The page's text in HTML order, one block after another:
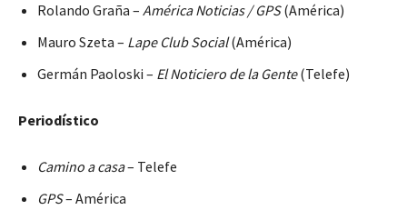
Rolando Graña – América Noticias / GPS(América)
Mauro Szeta – Lape Club Social(América)
Germán Paoloski – El Noticiero de la Gente(Telefe)
Periodístico
Camino a casa– Telefe
GPS– América